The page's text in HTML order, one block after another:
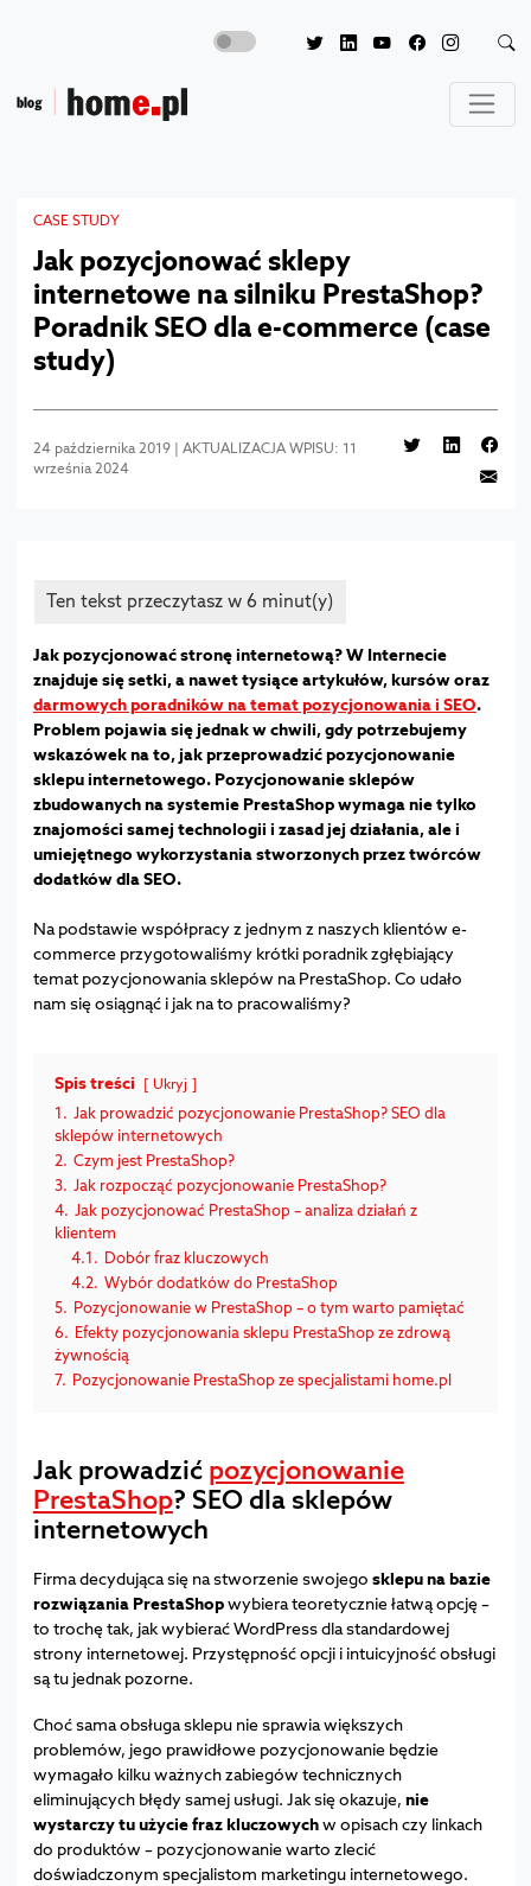
CASE STUDY
Jak pozycjonować sklepy
internetowe na silniku PrestaShop?
Poradnik SEO dla e-commerce (case
study)
24 października 2019 | AKTUALIZACJA WPISU: 11
września 2024
Jak pozycjonować stronę internetową? W Internecie
znajduje się setki, a nawet tysiące artykułów, kursów oraz
darmowych poradników na temat pozycjonowania i SEO.
Problem pojawia się jednak w chwili, gdy potrzebujemy
wskazówek na to, jak przeprowadzić pozycjonowanie
sklepu internetowego. Pozycjonowanie sklepów
zbudowanych na systemie PrestaShop wymaga nie tylko
znajomości samej technologii i zasad jej działania, ale i
umiejętnego wykorzystania stworzonych przez twórców
dodatków dla SEO.
Na podstawie współpracy z jednym z naszych klientów e-
commerce przygotowaliśmy krótki poradnik zgłębiający
temat pozycjonowania sklepów na PrestaShop. Co udało
nam się osiągnąć i jak na to pracowaliśmy?
Spis treści Ukryj
1. Jak prowadzić pozycjonowanie PrestaShop? SEO dla
sklepów internetowych
2. Czym jest PrestaShop?
3. Jak rozpocząć pozycjonowanie PrestaShop?
4. Jak pozycjonować PrestaShop – analiza działań z
klientem
4.1. Dobór fraz kluczowych
4.2. Wybór dodatków do PrestaShop
5. Pozycjonowanie w PrestaShop – o tym warto pamiętać
6. Efekty pozycjonowania sklepu PrestaShop ze zdrową
żywnością
7. Pozycjonowanie PrestaShop ze specjalistami home.pl
Jak prowadzić pozycjonowanie
PrestaShop? SEO dla sklepów
internetowych
Firma decydująca się na stworzenie swojego sklepu na bazie
rozwiązania PrestaShopwybiera teoretycznie łatwą opcję –
to trochę tak, jak wybierać WordPress dla standardowej
strony internetowej. Przystępność opcji i intuicyjność obsługi
są tu jednak pozorne.
Choć sama obsługa sklepu nie sprawia większych
problemów, jego prawidłowe pozycjonowanie będzie
wymagało kilku ważnych zabiegów technicznych
eliminujących błędy samej usługi. Jak się okazuje, nie
wystarczy tu użycie fraz kluczowychw opisach czy linkach
do produktów – pozycjonowanie warto zlecić
doświadczonym specjalistom marketingu internetowego.